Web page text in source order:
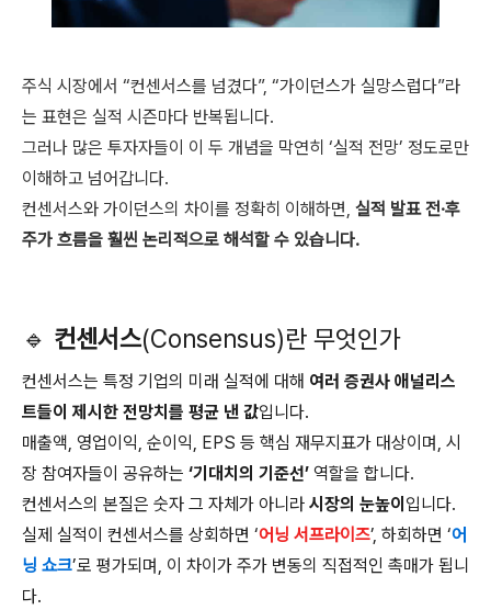
주식 시장에서 “컨센서스를 넘겼다”, “가이던스가 실망스럽다”라
는 표현은 실적 시즌마다 반복됩니다.
그러나 많은 투자자들이 이 두 개념을 막연히 ‘실적 전망’ 정도로만
이해하고 넘어갑니다.
컨센서스와 가이던스의 차이를 정확히 이해하면, 실적 발표 전·후
주가 흐름을 훨씬 논리적으로 해석할 수 있습니다.
🔹 컨센서스(Consensus)란 무엇인가
컨센서스는 특정 기업의 미래 실적에 대해 여러 증권사 애널리스
트들이 제시한 전망치를 평균 낸 값입니다.
매출액, 영업이익, 순이익, EPS 등 핵심 재무지표가 대상이며, 시
장 참여자들이 공유하는 ‘기대치의 기준선’ 역할을 합니다.
컨센서스의 본질은 숫자 그 자체가 아니라 시장의 눈높이 입니다.
실제 실적이 컨센서스를 상회하면 ‘어닝 서프라이즈’, 하회하면 ‘어
닝 쇼크’로 평가되며, 이 차이가 주가 변동의 직접적인 촉매가 됩니
다.